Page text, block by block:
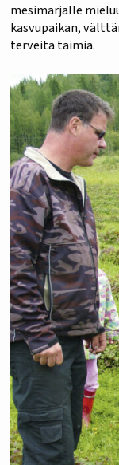
mesimarjalle
kasvupaikan,
terveitä taimia.